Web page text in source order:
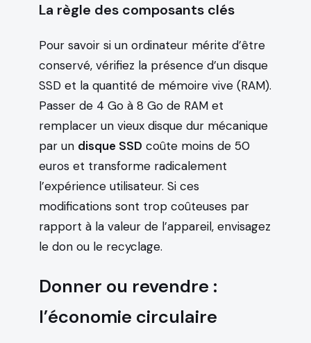
La règle des composants clés
Pour savoir si un ordinateur mérite d’être
conservé, vérifiez la présence d’un disque
SSD et la quantité de mémoire vive (RAM).
Passer de 4 Go à 8 Go de RAM et
remplacer un vieux disque dur mécanique
par un disque SSD coûte moins de 50
euros et transforme radicalement
l’expérience utilisateur. Si ces
modifications sont trop coûteuses par
rapport à la valeur de l’appareil, envisagez
le don ou le recyclage.
Donner ou revendre :
l’économie circulaire